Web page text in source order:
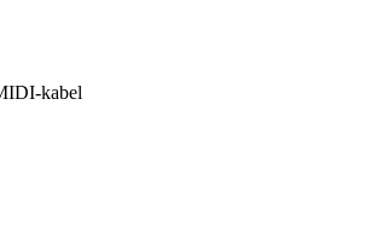
kabel